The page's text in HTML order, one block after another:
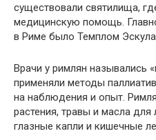
существовали святилища,
медицинскую помощь.
в Риме было Темплом
Врачи у римлян назывались
применяли методы
на наблюдения и опыт.
растения, травы и масла
глазные капли и кишечные